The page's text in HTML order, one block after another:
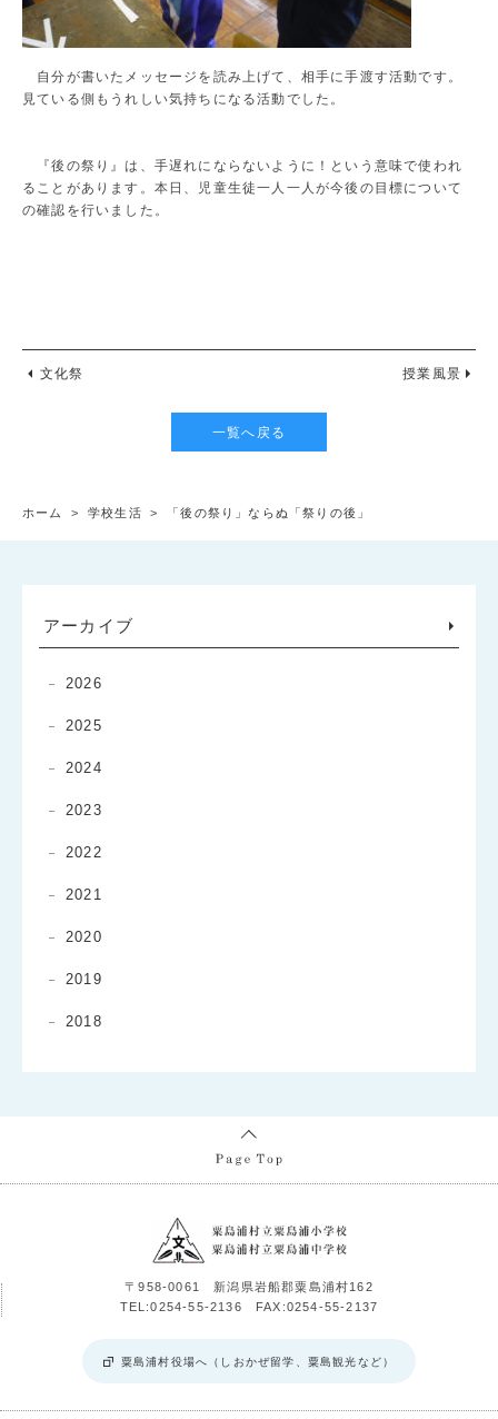
自分が書いたメッセージを読み上げて、相手に手渡す活動です。
見ている側もうれしい気持ちになる活動でした。
『後の祭り』は、手遅れにならないように！という意味で使われ
ることがあります。本日、児童生徒一人一人が今後の目標について
の確認を行いました。
文化祭 授業風景
一覧へ戻る
ホーム > 学校生活 > 「後の祭り」ならぬ「祭りの後」
アーカイブ
2026
2025
2024
2023
2022
2021
2020
2019
2018
〒958-0061 新潟県岩船郡粟島浦村162
TEL:0254-55-2136 FAX:0254-55-2137
粟島浦村役場へ（しおかぜ留学、粟島観光など）